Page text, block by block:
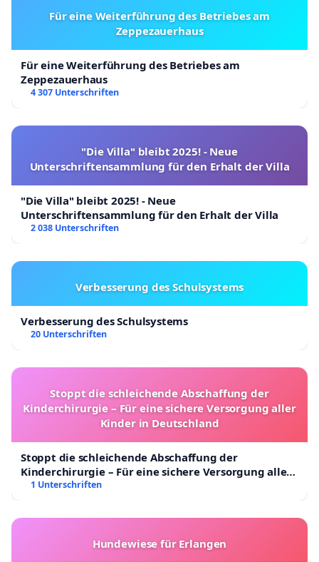
Für eine Weiterführung des Betriebes am
Zeppezauerhaus
Für eine Weiterführung des Betriebes am
Zeppezauerhaus
4 307 Unterschriften
"Die Villa" bleibt 2025! - Neue
Unterschriftensammlung für den Erhalt der Villa
"Die Villa" bleibt 2025! - Neue
Unterschriftensammlung für den Erhalt der Villa
2 038 Unterschriften
Verbesserung des Schulsystems
Verbesserung des Schulsystems
20 Unterschriften
Stoppt die schleichende Abschaffung der
Kinderchirurgie – Für eine sichere Versorgung aller
Kinder in Deutschland
Stoppt die schleichende Abschaffung der
Kinderchirurgie – Für eine sichere Versorgung aller
Kinder in Deutschland
1 Unterschriften
Hundewiese für Erlangen